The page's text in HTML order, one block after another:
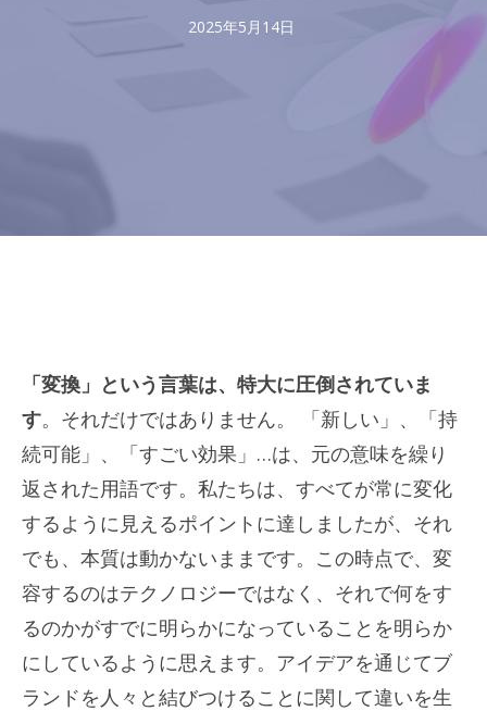
2025年5月14日
「変換」という言葉は、特大に圧倒されていま
す。それだけではありません。 「新しい」、「持
続可能」、「すごい効果」…は、元の意味を繰り
返された用語です。私たちは、すべてが常に変化
するように見えるポイントに達しましたが、それ
でも、本質は動かないままです。この時点で、変
容するのはテクノロジーではなく、それで何をす
るのかがすでに明らかになっていることを明らか
にしているように思えます。アイデアを通じてブ
ランドを人々と結びつけることに関して違いを生